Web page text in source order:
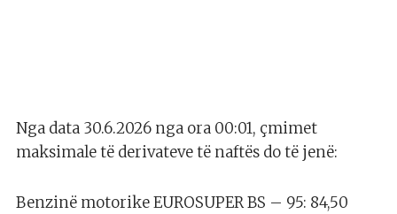
Nga data 30.6.2026 nga ora 00:01, çmimet
maksimale të derivateve të naftës do të jenë:
Benzinë motorike EUROSUPER BS – 95: 84,50